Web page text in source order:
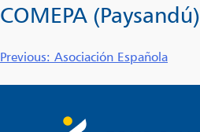
COMEPA (Paysandú)
Navegación
de
entradas
Previous: Asociación Española